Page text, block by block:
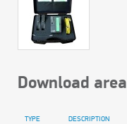
Download area
TYPE DESCRIPTION